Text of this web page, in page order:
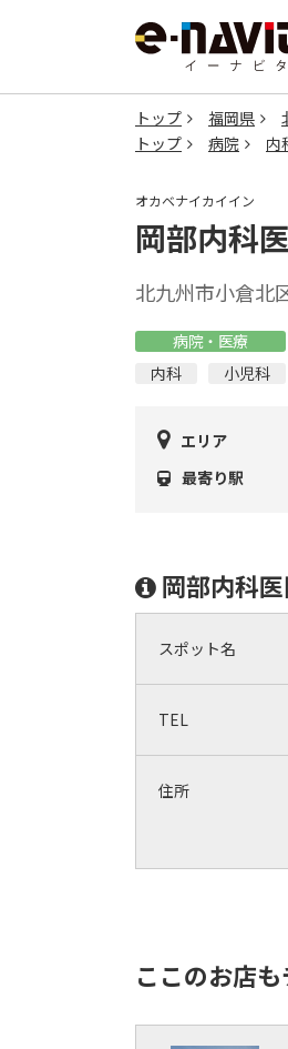
トップ 福岡県
トップ
病院 内
オカベナイカイイン
岡部内科
北九州市小倉北
病院・医療
内科
小児科
エリア
最寄り駅
岡部内科
スポット名
TEL
住所
ここのお店